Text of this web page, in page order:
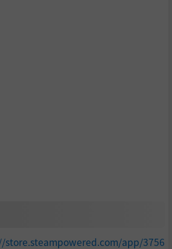
store.steampowered.com/app/3756